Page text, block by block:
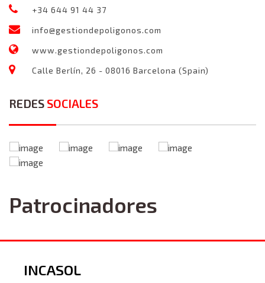
+34 644 91 44 37
info@gestiondepoligonos.com
www.gestiondepoligonos.com
Calle Berlín, 26 - 08016 Barcelona (Spain)
REDES SOCIALES
Patrocinadores
INCASOL